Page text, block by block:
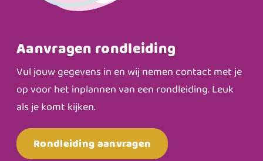
Aanvragen rondleiding
Vul jouw gegevens in en wij nemen contact met je
op voor het inplannen van een rondleiding. Leuk
als je komt kijken.
Rondleiding aanvragen